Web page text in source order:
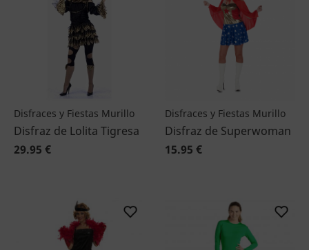
Disfraces y Fiestas Murillo
Disfraz de Lolita Tigresa
29.95 €
Disfraces y Fiestas Murillo
Disfraz de Superwoman
15.95 €